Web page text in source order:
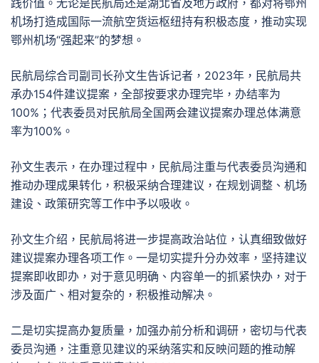
践价值。无论是民航局还是湖北省及地方政府，都对将鄂州
机场打造成国际一流航空货运枢纽持有积极态度，推动实现
鄂州机场“强起来”的梦想。
民航局综合司副司长孙文生告诉记者，2023年，民航局共
承办154件建议提案，全部按要求办理完毕，办结率为
100%；代表委员对民航局全国两会建议提案办理总体满意
率为100%。
孙文生表示，在办理过程中，民航局注重与代表委员沟通和
推动办理成果转化，积极采纳合理建议，在规划调整、机场
建设、政策研究等工作中予以吸收。
孙文生介绍，民航局将进一步提高政治站位，认真细致做好
建议提案办理各项工作。一是切实提升分办效率，坚持建议
提案即收即办，对于意见明确、内容单一的抓紧快办，对于
涉及面广、相对复杂的，积极推动解决。
二是切实提高办复质量，加强办前分析和调研，密切与代表
委员沟通，注重意见建议的采纳落实和反映问题的推动解